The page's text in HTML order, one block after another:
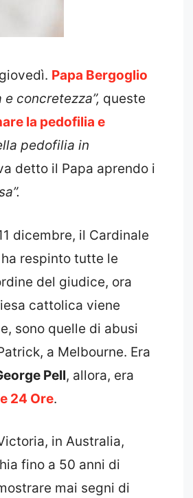
Papa Bergoglio
e concretezza”, queste
la pedofilia e
pedofilia in
detto il Papa aprendo i
dicembre, il Cardinale
respinto tutte le
del giudice, ora
cattolica viene
sono quelle di abusi
a Melbourne. Era
Pell, allora, era
24 Ore.
in Australia,
fino a 50 anni di
mai segni di